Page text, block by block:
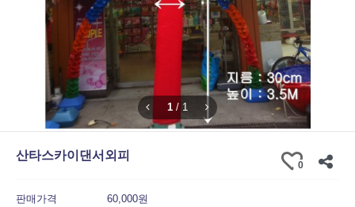
1 / 1
산타스카이댄서외피
0
판매가격
60,000원